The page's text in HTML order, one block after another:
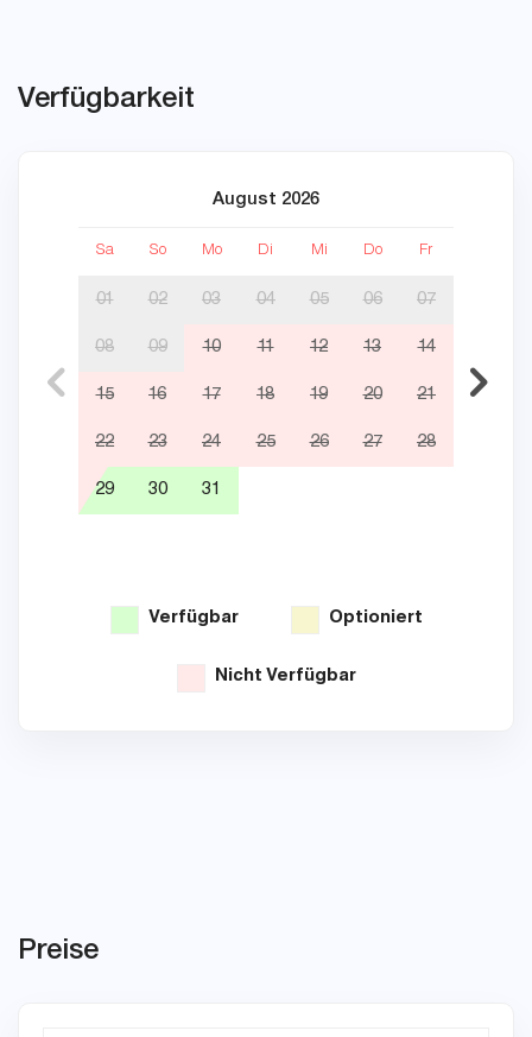
Verfügbarkeit
August 2026
Sa So Mo Di Mi Do Fr
01 02 03 04 05 06 07
08 09 10 11 12 13 14
15 16 17 18 19 20 21
22 23 24 25 26 27 28
29 30 31
Verfügbar Optioniert
Nicht Verfügbar
Preise